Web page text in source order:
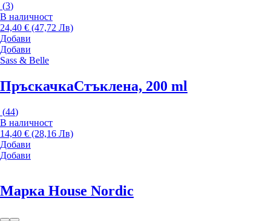
(3)
В наличност
24,40 € (47,72 Лв)
Добави
Добави
Sass & Belle
ПръскачкаСтъклена, 200 ml
(44)
В наличност
14,40 € (28,16 Лв)
Добави
Добави
Марка House Nordic